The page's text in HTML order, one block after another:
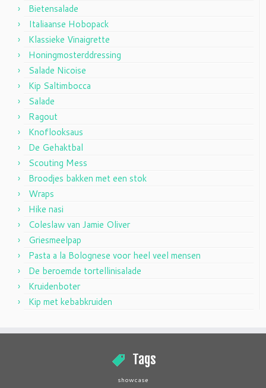
Bietensalade
Italiaanse Hobopack
Klassieke Vinaigrette
Honingmosterddressing
Salade Nicoise
Kip Saltimbocca
Salade
Ragout
Knoflooksaus
De Gehaktbal
Scouting Mess
Broodjes bakken met een stok
Wraps
Hike nasi
Coleslaw van Jamie Oliver
Griesmeelpap
Pasta a la Bolognese voor heel veel mensen
De beroemde tortellinisalade
Kruidenboter
Kip met kebabkruiden
Tags
showcase